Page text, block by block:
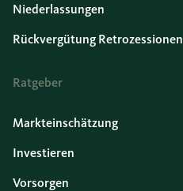
Niederlassungen
Rückvergütung Retrozessionen
Ratgeber
Markteinschätzung
Investieren
Vorsorgen